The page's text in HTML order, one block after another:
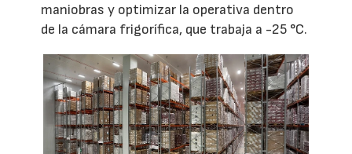
maniobras y optimizar la operativa dentro
de la cámara frigorífica, que trabaja a -25 °C.